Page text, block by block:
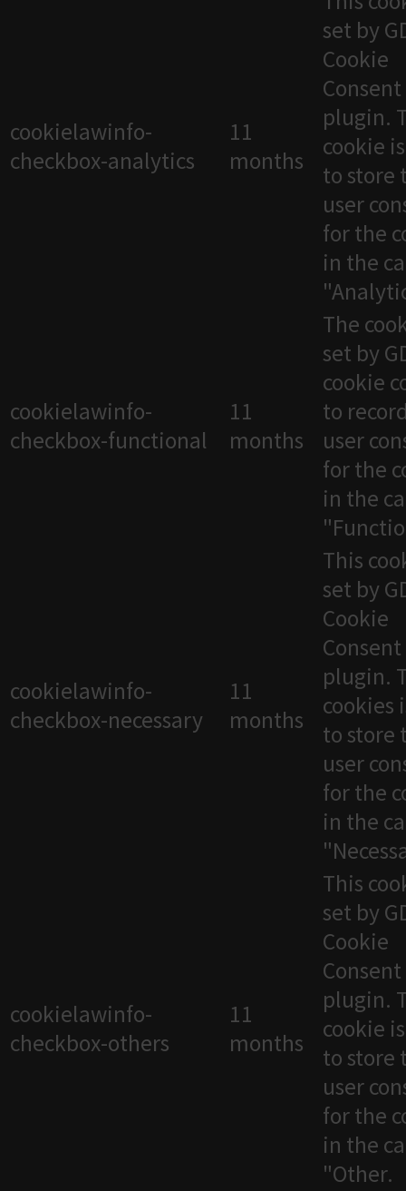
cookielawinfo-
checkbox-analytics
11
months
set by
Cookie
Consent
plugin.
cookie
to store
user
for the
in the
cookielawinfo-
checkbox-functional
11
months
The
set by
cookie
to
user
for the
in the
cookielawinfo-
checkbox-necessary
11
months
This
set by
Cookie
Consent
plugin.
cookies
to store
user
for the
in the
cookielawinfo-
checkbox-others
11
months
This
set by
Cookie
Consent
plugin.
cookie
to store
user
for the
in the
"Other.